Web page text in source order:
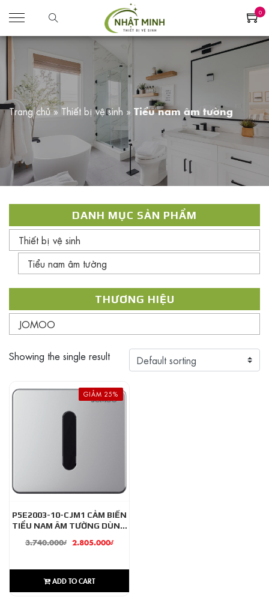
0
Trang chủ» Thiết bị vệ sinh » Tiểu nam âm tường
DANH MỤC SẢN PHẨM
Thiết bị vệ sinh
Tiểu nam âm tường
THƯƠNG HIỆU
JOMOO
Showing the single result
GIẢM 25%
P5E2003-10-CJM1 CẢM BIẾN
TIỂU NAM ÂM TƯỜNG DÙNG
3.740.000₫ 2.805.000₫
ADD TO CART